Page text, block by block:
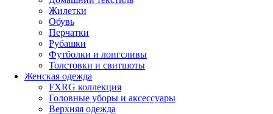
Жилетки
Обувь
Перчатки
Рубашки
Футболки и лонгсливы
Толстовки и свитшоты
Женская одежда
FXRG коллекция
Головные уборы и аксессуары
Верхняя одежда